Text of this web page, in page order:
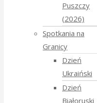
Puszczy
(2026)
Spotkania na
Granicy
Dzień
Ukraiński
Dzień
Białoruski